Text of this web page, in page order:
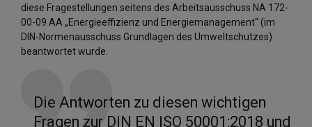
diese Fragestellungen seitens des Arbeitsausschuss NA 172-
00-09 AA „Energieeffizienz und Energiemanagement“ (im
DIN-Normenausschuss Grundlagen des Umweltschutzes)
beantwortet wurde.
Die Antworten zu diesen wichtigen
Fragen zur DIN EN ISO 50001:2018 und